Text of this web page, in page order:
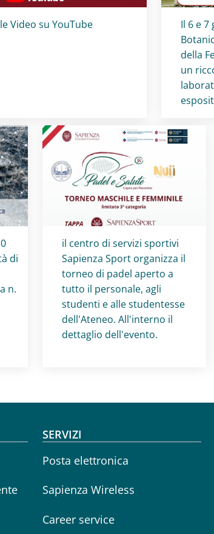
Video su YouTube Titolo
Il 6 e 7
della
un
di
n.
Titolo card :
il centro di servizi sportivi
Sapienza Sport organizza il
torneo di padel aperto a
tutto il personale, agli
studenti e alle studentesse
dell'Ateneo. All'interno il
dettaglio dell'evento.
SERVIZI
Posta elettronica
Sapienza Wireless
Career service